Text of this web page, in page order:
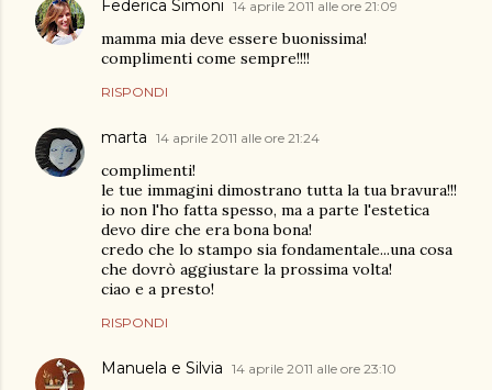
Federica Simoni 14 aprile 2011 alle ore 21:09
mamma mia deve essere buonissima!
complimenti come sempre!!!!
RISPONDI
marta 14 aprile 2011 alle ore 21:24
complimenti!
le tue immagini dimostrano tutta la tua bravura!!!
io non l'ho fatta spesso, ma a parte l'estetica
devo dire che era bona bona!
credo che lo stampo sia fondamentale...una cosa
che dovrò aggiustare la prossima volta!
ciao e a presto!
RISPONDI
Manuela e Silvia 14 aprile 2011 alle ore 23:10